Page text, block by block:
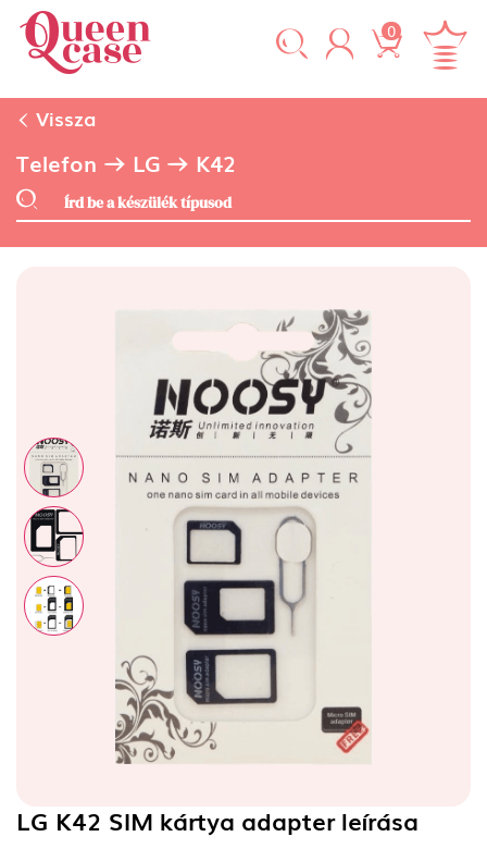
0
Vissza
Telefon LG K42
LG K42 SIM kártya adapterleírása